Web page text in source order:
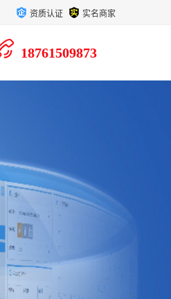
资质认证 实名商家
18761509873